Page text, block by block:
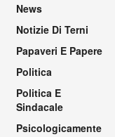
News
Notizie Di Terni
Papaveri E Papere
Politica
Politica E
Sindacale
Psicologicamente